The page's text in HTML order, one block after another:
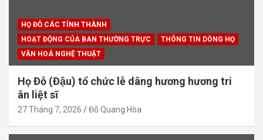
HỌ ĐỖ CÁC TỈNH THÀNH
HOẠT ĐỘNG CỦA BAN THƯỜNG TRỰC
THÔNG TIN DÒNG HỌ
VĂN HOÁ NGHỆ THUẬT
Họ Đỗ (Đậu) tổ chức lễ dâng hương hương tri
ân liệt sĩ
27 Tháng 7, 2026 Đỗ Quang Hòa